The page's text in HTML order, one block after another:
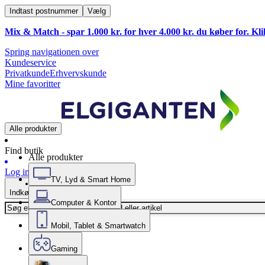
Indtast postnummer Vælg
Mix & Match - spar 1.000 kr. for hver 4.000 kr. du køber for.
Spring navigationen over
Kundeservice
PrivatkundeErhvervskunde
Mine favoritter
Alle produkter
Find butik
Log ind
Indkøbskurv
Alle produkter
TV, Lyd & Smart Home
Computer & Kontor
Mobil, Tablet & Smartwatch
Gaming